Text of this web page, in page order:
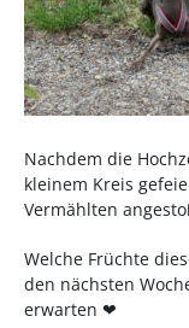
Nachdem die
kleinem Kreis
Vermählten
Welche Früchte
den nächsten
erwarten ❤